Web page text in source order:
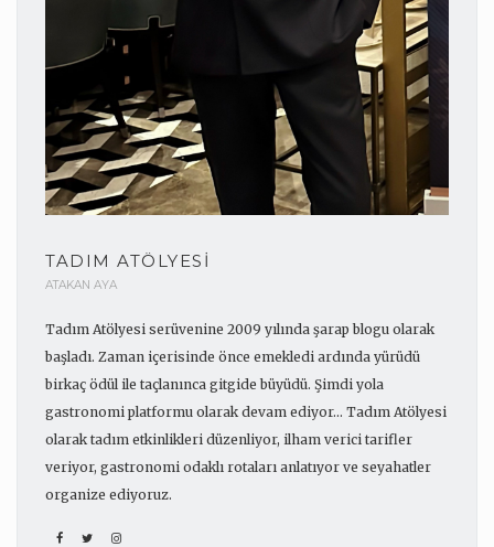
TADIM ATÖLYESI
ATAKAN AYA
Tadım Atölyesi serüvenine 2009 yılında şarap blogu olarak
başladı. Zaman içerisinde önce emekledi ardında yürüdü
birkaç ödül ile taçlanınca gitgide büyüdü. Şimdi yola
gastronomi platformu olarak devam ediyor... Tadım Atölyesi
olarak tadım etkinlikleri düzenliyor, ilham verici tarifler
veriyor, gastronomi odaklı rotaları anlatıyor ve seyahatler
organize ediyoruz.